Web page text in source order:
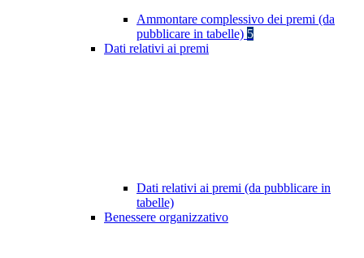
Ammontare complessivo dei premi (da
pubblicare in tabelle) 5
Dati relativi ai premi
Dati relativi ai premi (da pubblicare in
tabelle)
Benessere organizzativo